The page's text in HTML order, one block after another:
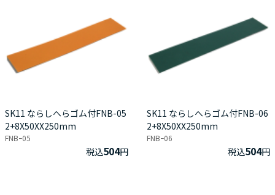
SK11 ならしへらゴム付FNB-05
2+8X50XX250mm
FNBｰ05
税込504円
SK11 ならしへらゴム付FNB-06
2+8X50XX250mm
FNBｰ06
税込504円